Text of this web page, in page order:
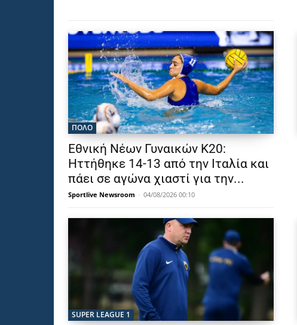
ΠΟΛΟ
Εθνική Νέων Γυναικών Κ20:
Ηττήθηκε 14-13 από την Ιταλία και
πάει σε αγώνα χιαστί για την...
Sportlive Newsroom - 04/08/2026 00:10
SUPER LEAGUE 1